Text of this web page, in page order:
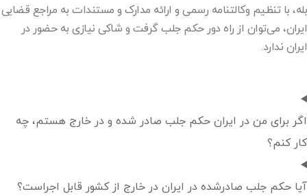
بله، با تنظیم وکالتنامه رسمی و ارائه مدارک و مستندات به مراجع قضایی
ایران، می‌توان از راه دور حکم جلب گرفت و شاکی نیازی به حضور در
ایران ندارد.
اگر برای من در ایران حکم جلب صادر شده و در خارج هستم، چه
کار کنم؟
آیا حکم جلب صادرشده در ایران در خارج از کشور قابل اجراست؟